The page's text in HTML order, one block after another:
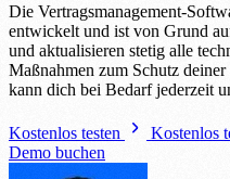
Die Vertragsmanagement-
entwickelt und ist von Grund
und aktualisieren stetig alle
Maßnahmen zum Schutz
kann dich bei Bedarf jederzeit
Kostenlos testen
Kostenlos
Demo buchen